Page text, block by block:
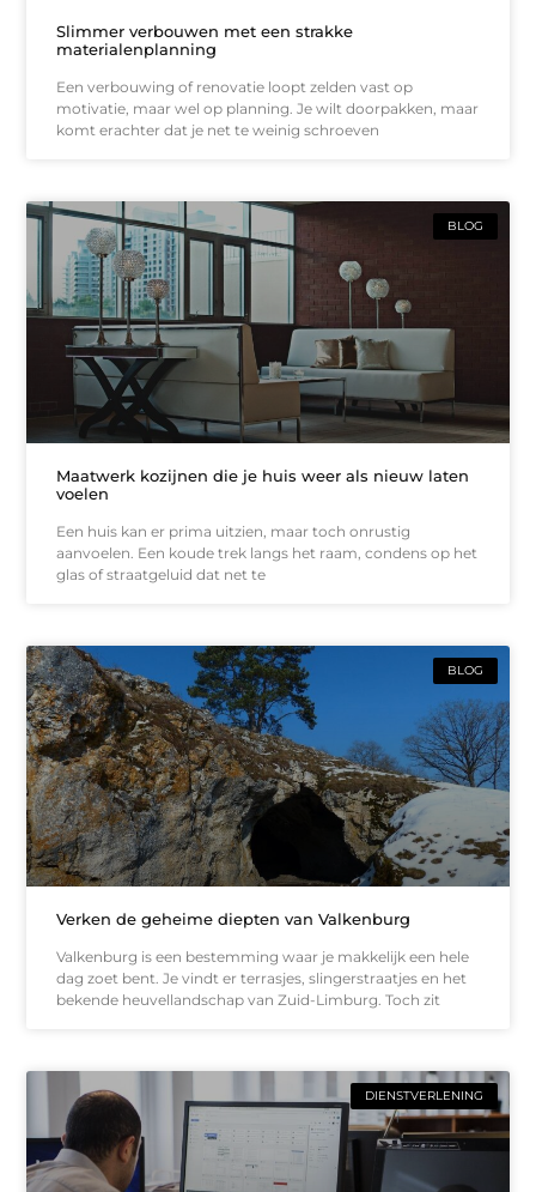
Slimmer verbouwen met een strakke
materialenplanning
Een verbouwing of renovatie loopt zelden vast op
motivatie, maar wel op planning. Je wilt doorpakken, maar
komt erachter dat je net te weinig schroeven
BLOG
Maatwerk kozijnen die je huis weer als nieuw laten
voelen
Een huis kan er prima uitzien, maar toch onrustig
aanvoelen. Een koude trek langs het raam, condens op het
glas of straatgeluid dat net te
BLOG
Verken de geheime diepten van Valkenburg
Valkenburg is een bestemming waar je makkelijk een hele
dag zoet bent. Je vindt er terrasjes, slingerstraatjes en het
bekende heuvellandschap van Zuid-Limburg. Toch zit
DIENSTVERLENING